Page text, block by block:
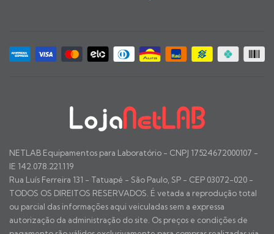
NETLAB Equipamentos para Laboratório - CNPJ 17524672000107 -
IE 142.078.221.119
Rua Luís Ferreira 131 - Tatuapé - São Paulo, SP - CEP 03072-020 -
TODOS OS DIREITOS RESERVADOS. É vetada a reprodução total
ou parcial das informações aqui veiculadas sem a expressa
autorização da administração do site. Os preços e condições de